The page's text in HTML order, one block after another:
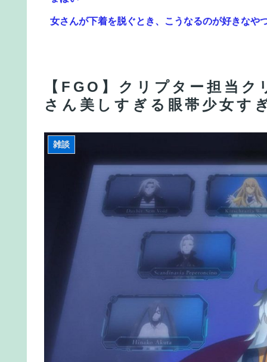
女さんが下着を脱ぐとき、こうなるのが好きなや
【FGO】再臨状態でバフ受けれる受けれないが困
【FGO】水着玉藻 Fate/GrandOrderのイラスト紹
【急募】作中最強だと思ったのにアッサリ死んだ
【FGO】リリス Fate/GrandOrderのイラスト紹介
【FGO】アズライールはお迎えした方がいいの
ういうこと？
【FGO】中国語版10周年を記念した「OVER
「アルトリア・ペンドラゴン」上海Verが公開
【FGO】邪馬台国の魔王。卑弥呼の強化つよい
【画像】どのくノ一を快楽責めしたいｗｗｗｗｗ
【FGO】クリプター担当
さん美しすぎる眼帯少女す
雑談